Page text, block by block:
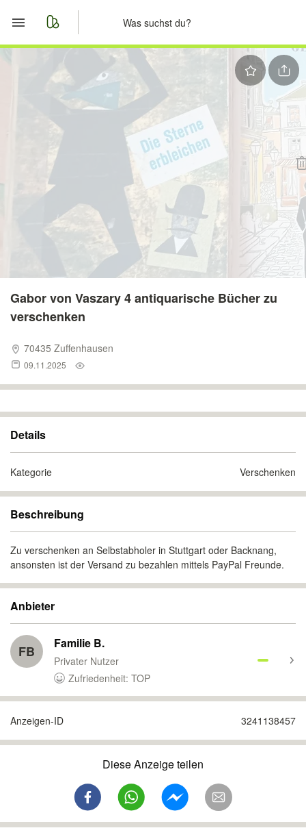
Merkliste
Nachrichten
Anzeige aufgeben
Gabor von Vaszary 4 antiquarische Bücher zu
verschenken
70435 Zuffenhausen
09.11.2025
Details
Kategorie Verschenken
Beschreibung
Zu verschenken an Selbstabholer in Stuttgart oder Backnang,
ansonsten ist der Versand zu bezahlen mittels PayPal Freunde.
Anbieter
FB Familie B.
Privater Nutzer
Zufriedenheit: TOP
Anzeigen-ID 3241138457
Diese Anzeige teilen